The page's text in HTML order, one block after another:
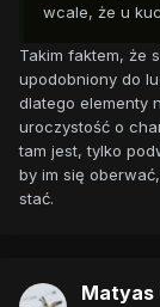
wcale, że u
Takim faktem, że
upodobniony do
dlatego elementy
uroczystość o
tam jest, tylko
by im się
stać.
Matyas